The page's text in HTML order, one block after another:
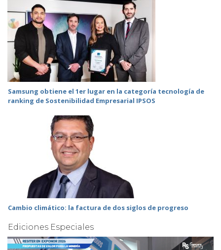
Samsung obtiene el 1er lugar en la categoría tecnología de
ranking de Sostenibilidad Empresarial IPSOS
Cambio climático: la factura de dos siglos de progreso
Ediciones Especiales